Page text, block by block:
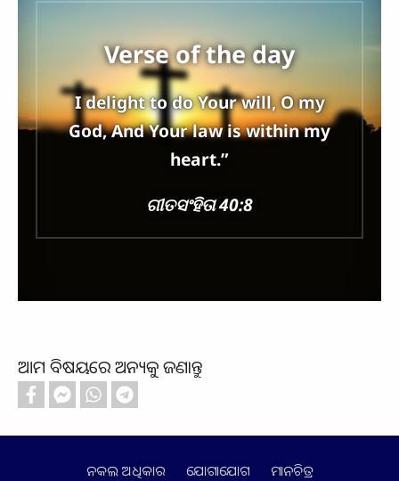
Verse of the day
I delight to do Your will, O my
God, And Your law is within my
heart.”
ଗୀତସଂହିତା 40:8
ଆମ ବିଷୟରେ ଅନ୍ୟକୁ ଜଣାନ୍ତୁ
ନକଲ ଅଧିକାର ଯୋଗାଯୋଗ ମାନଚିତ୍ର